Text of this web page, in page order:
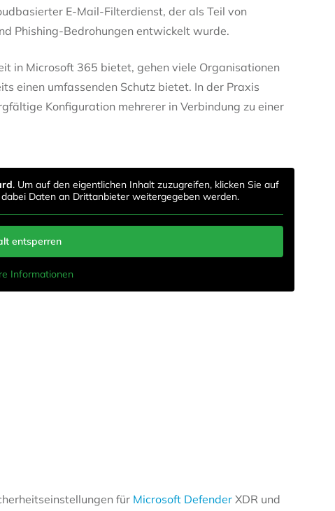
E-Mail-Filterdienst, der als Teil von
Phishing-Bedrohungen entwickelt wurde.
in Microsoft 365 bietet, gehen viele Organisationen
einen umfassenden Schutz bietet. In der Praxis
Konfiguration mehrerer in Verbindung zu einer
. Um auf den eigentlichen Inhalt zuzugreifen, klicken Sie auf
Daten an Drittanbieter weitergegeben werden.
entsperren
Informationen
für Microsoft Defender XDR und